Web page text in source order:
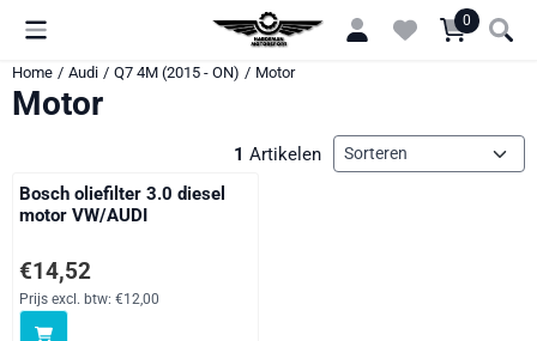
Cookievoorkeuren zijn momenteel gesloten. 0
Home / Audi / Q7 4M (2015 - ON) / Motor
Motor
1 Artikelen Sorteermethode
Bosch oliefilter 3.0 diesel
motor VW/AUDI
Prijs: 14,52, exclusief btw: 12,00
€14,52
Prijs excl. btw: €12,00